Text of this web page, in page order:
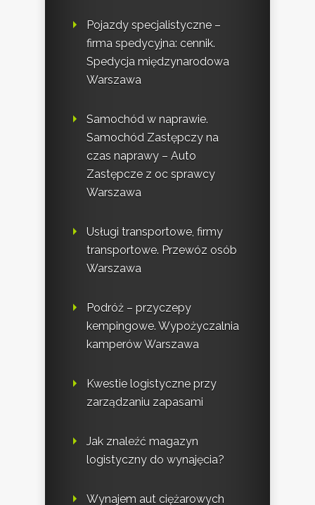
Pojazdy specjalistyczne –
firma spedycyjna: cennik.
Spedycja międzynarodowa
Warszawa
Samochód w naprawie.
Samochód Zastępczy na
czas naprawy – Auto
Zastępcze z oc sprawcy
Warszawa
Usługi transportowe, firmy
transportowe. Przewóz osób
Warszawa
Podróż – przyczepy
kempingowe. Wypożyczalnia
kamperów Warszawa
Kwestie logistyczne przy
zarządzaniu zapasami
Jak znaleźć magazyn
logistyczny do wynajęcia?
Wynajem aut ciężarowych